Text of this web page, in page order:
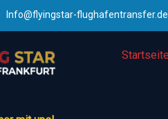
Info@flyingstar-flughafentransfer.de
Startseite